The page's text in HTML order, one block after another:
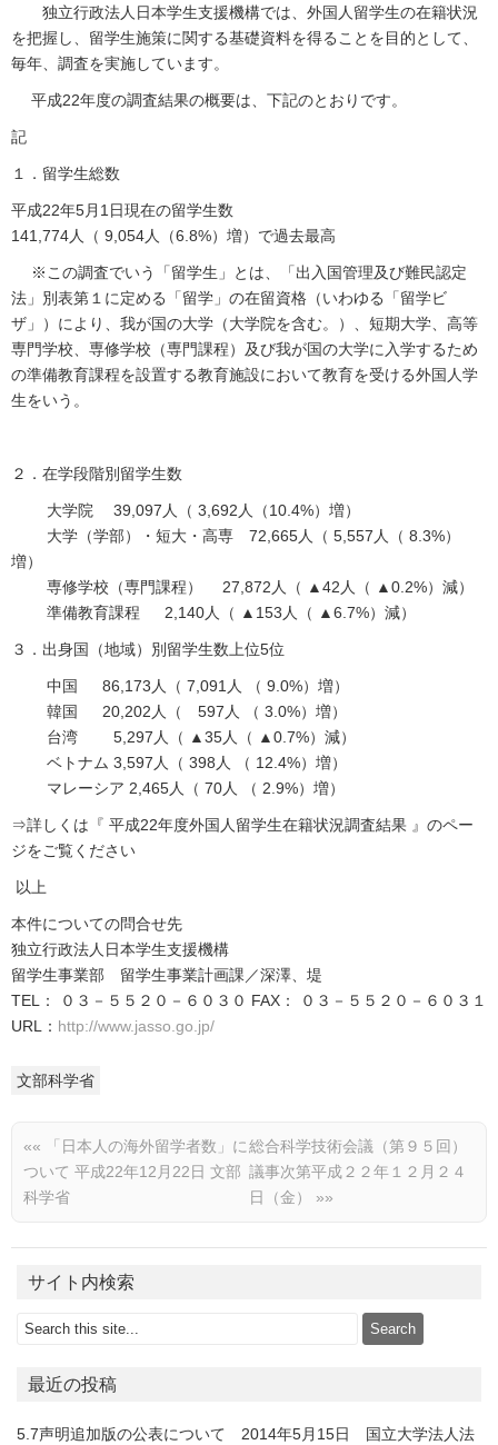
独立行政法人日本学生支援機構では、外国人留学生の在籍状況
を把握し、留学生施策に関する基礎資料を得ることを目的として、
毎年、調査を実施しています。
平成22年度の調査結果の概要は、下記のとおりです。
記
１．留学生総数
平成22年5月1日現在の留学生数
141,774人（ 9,054人（6.8%）増）で過去最高
※この調査でいう「留学生」とは、「出入国管理及び難民認定
法」別表第１に定める「留学」の在留資格（いわゆる「留学ビ
ザ」）により、我が国の大学（大学院を含む。）、短期大学、高等
専門学校、専修学校（専門課程）及び我が国の大学に入学するため
の準備教育課程を設置する教育施設において教育を受ける外国人学
生をいう。
２．在学段階別留学生数
大学院 39,097人（ 3,692人（10.4%）増）
大学（学部）・短大・高専 72,665人（ 5,557人（ 8.3%）
増）
専修学校（専門課程） 27,872人（ ▲42人（ ▲0.2%）減）
準備教育課程 2,140人（ ▲153人（ ▲6.7%）減）
３．出身国（地域）別留学生数上位5位
中国 86,173人（ 7,091人 （ 9.0%）増）
韓国 20,202人（ 597人 （ 3.0%）増）
台湾 5,297人（ ▲35人（ ▲0.7%）減）
ベトナム 3,597人（ 398人 （ 12.4%）増）
マレーシア 2,465人（ 70人 （ 2.9%）増）
⇒詳しくは『 平成22年度外国人留学生在籍状況調査結果 』のペー
ジをご覧ください
以上
本件についての問合せ先
独立行政法人日本学生支援機構
留学生事業部 留学生事業計画課／深澤、堤
TEL： ０３－５５２０－６０３０ FAX： ０３－５５２０－６０３１
URL： http://www.jasso.go.jp/
文部科学省
«« 「日本人の海外留学者数」に
ついて 平成22年12月22日 文部
科学省
総合科学技術会議（第９５回）
議事次第平成２２年１２月２４
日（金） »»
サイト内検索
最近の投稿
5.7声明追加版の公表について 2014年5月15日 国立大学法人法